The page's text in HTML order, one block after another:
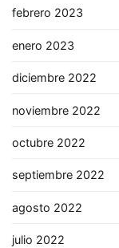
febrero 2023
enero 2023
diciembre 2022
noviembre 2022
octubre 2022
septiembre 2022
agosto 2022
julio 2022